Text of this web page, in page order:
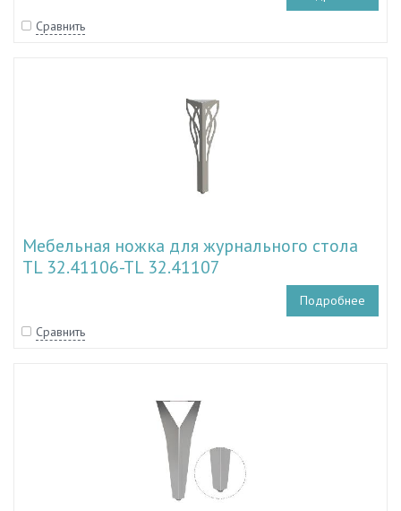
Сравнить
Мебельная ножка для журнального стола
TL 32.41106-TL 32.41107
Подробнее
Сравнить